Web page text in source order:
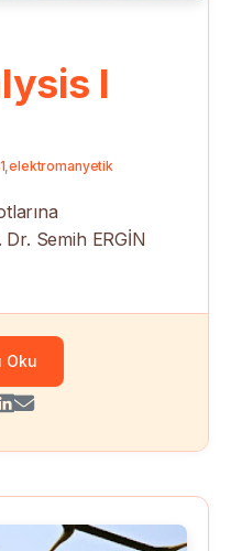
I
,elektromanyetik
Semih ERGİN
Oku